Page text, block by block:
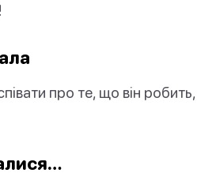
про те, що він робить,